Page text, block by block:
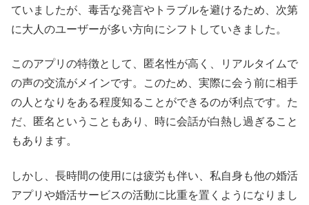
ていましたが、毒舌な発言やトラブルを避けるため、次第
に大人のユーザーが多い方向にシフトしていきました。
このアプリの特徴として、匿名性が高く、リアルタイムで
の声の交流がメインです。このため、実際に会う前に相手
の人となりをある程度知ることができるのが利点です。た
だ、匿名ということもあり、時に会話が白熱し過ぎること
もあります。
しかし、長時間の使用には疲労も伴い、私自身も他の婚活
アプリや婚活サービスの活動に比重を置くようになりまし